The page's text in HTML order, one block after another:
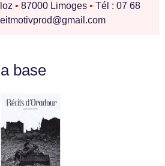
• 87000 Limoges • Tél : 07 68
base